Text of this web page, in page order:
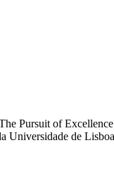
Pursuit of
Universidade de